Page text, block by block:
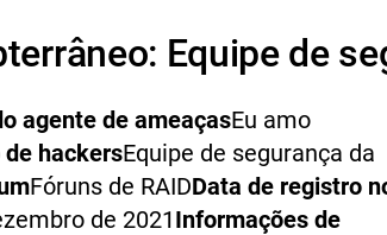
Equipe de
agente de ameaçasEu amo
de hackersEquipe de segurança da
Fóruns de RAIDData de registro
de 2021Informações de